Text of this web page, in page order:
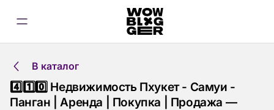
В каталог
4️⃣1️⃣0️⃣ Недвижимость Пхукет - Самуи -
Панган | Аренда | Покупка | Продажа —